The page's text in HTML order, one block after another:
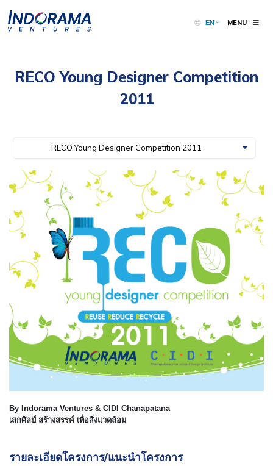
EN MENU
RECO Young Designer Competition
2011
RECO Young Designer Competition 2011
By Indorama Ventures & CIDI Chanapatana
เสกศิลป์ สร้างสรรค์ เพื่อสิ่งแวดล้อม
รายละเอียดโครงการ/แนะนำโครงการ